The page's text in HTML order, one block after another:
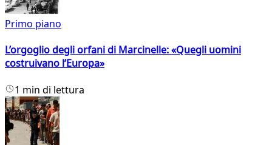
Primo piano
L’orgoglio degli orfani di Marcinelle: «Quegli uomini
costruivano l’Europa»
1 min di lettura